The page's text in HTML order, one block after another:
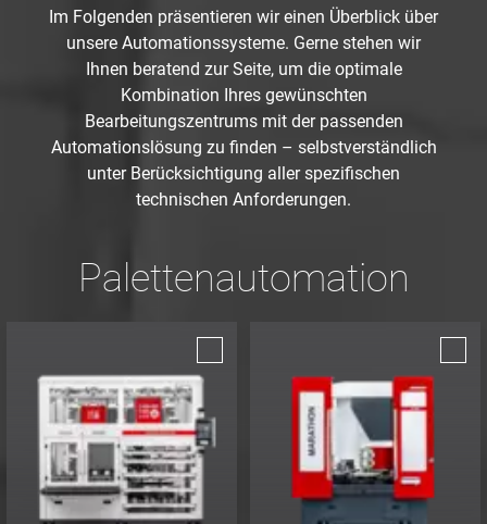
Im Folgenden präsentieren wir einen Überblick über
unsere Automationssysteme. Gerne stehen wir
Ihnen beratend zur Seite, um die optimale
Kombination Ihres gewünschten
Bearbeitungszentrums mit der passenden
Automationslösung zu finden – selbstverständlich
unter Berücksichtigung aller spezifischen
technischen Anforderungen.
Palettenautomation